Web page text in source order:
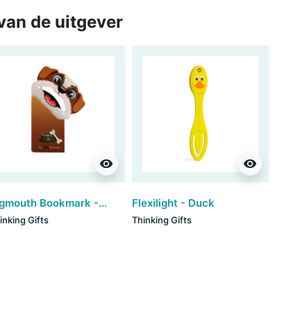
de uitgever
visibility
Bigmouth Bookmark - Puppy
Gifts
visibility
Flexilight - Duck
Thinking Gifts